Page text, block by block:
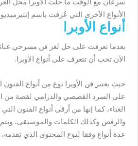
سرعان مع الوقت ما حلّت الأوبرا محل
الأنواع الأخرى التي عُرفت باسم
أنواع الأوبرا
الآن تحب أن تتعرف على أنواع الأوبرا.
حيث يعتبر فن الأوبرا نوع من أنواع
على السرد القصصي والدرامي لقصة من
الغناء، كما إنها من أرقى أنواع الفنون
والرقص وكذلك الكلمات والموسيقى، ويتم
عدة أنواع وفقا لنوع المحتوى الذي